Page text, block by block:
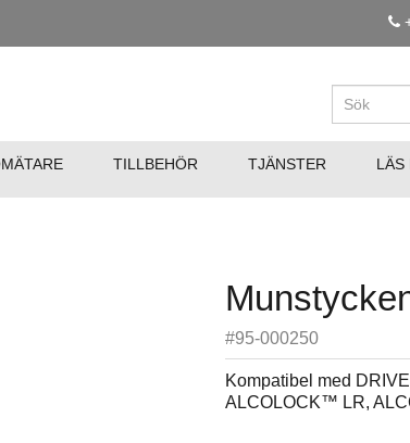
TILLBEHÖR TJÄNSTER LÄS
#95-000250
Kompatibel med
ALCOLOCK™ LR,